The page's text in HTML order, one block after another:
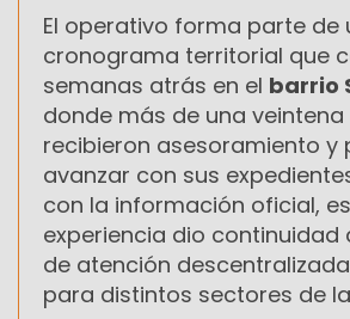
El operativo forma parte de
cronograma territorial que
semanas atrás en el barrio
donde más de una
recibieron asesoramiento y
avanzar con sus
con la información oficial,
experiencia dio continuidad
de atención
para distintos sectores de